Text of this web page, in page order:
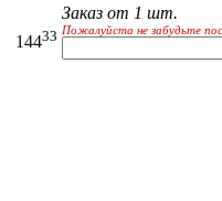
14433
Заказ от 1 шт.
Пожалуйста не забудьте